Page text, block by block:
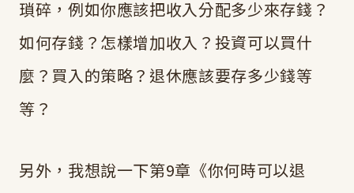
瑣碎，例如你應該把收入分配多少來存錢？
如何存錢？怎樣增加收入？投資可以買什
麼？買入的策略？退休應該要存多少錢等
等？
另外，我想說一下第9章《你何時可以退